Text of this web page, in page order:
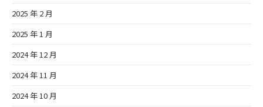
2025 年 2 月
2025 年 1 月
2024 年 12 月
2024 年 11 月
2024 年 10 月